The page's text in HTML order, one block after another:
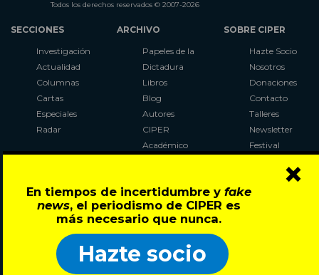
En tiempos de incertidumbre y fake
news, el periodismo de CIPER es
más necesario que nunca.
Hazte socio
×
Todos los derechos reservados © 2007-2026
SECCIONES
Investigación
Actualidad
Columnas
Cartas
Especiales
Radar
ARCHIVO
Papeles de la
Dictadura
Libros
Blog
Autores
CIPER
Académico
Al Plebiscito
con CIPER
SOBRE CIPER
Hazte Socio
Nosotros
Donaciones
Contacto
Talleres
Newsletter
Festival